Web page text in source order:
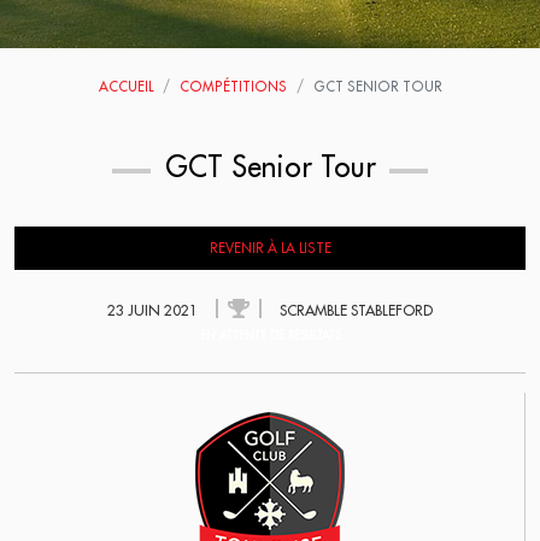
ACCUEIL COMPÉTITIONS GCT SENIOR TOUR
GCT Senior Tour
REVENIR À LA LISTE
23 JUIN 2021 SCRAMBLE STABLEFORD